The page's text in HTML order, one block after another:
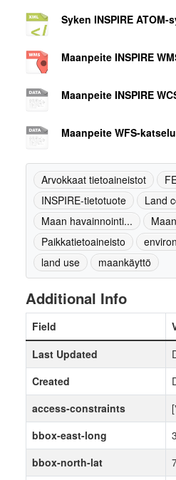
Syken INSPIRE ATOM-
Maanpeite INSPIRE
Maanpeite INSPIRE
Maanpeite WFS-
Arvokkaat tietoaineistot
INSPIRE-tietotuote
Land
Maan havainnointi...
Paikkatietoaineisto
land use
maankäyttö
Additional Info
Field
Last Updated
Created
access-constraints
bbox-east-long
bbox-north-lat